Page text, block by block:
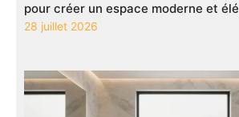
pour créer un espace moderne et
28 juillet 2026